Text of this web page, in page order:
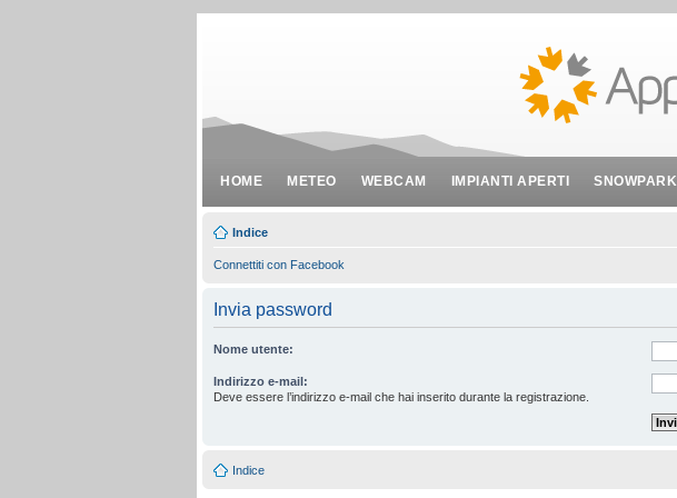
HOME METEO WEBCAM IMPIANTI APERTI SNOWPARK
Indice
Connettiti con Facebook
Invia password
Nome utente:
Indirizzo e-mail:
Deve essere l’indirizzo e-mail che hai inserito durante la registrazione.
Indice